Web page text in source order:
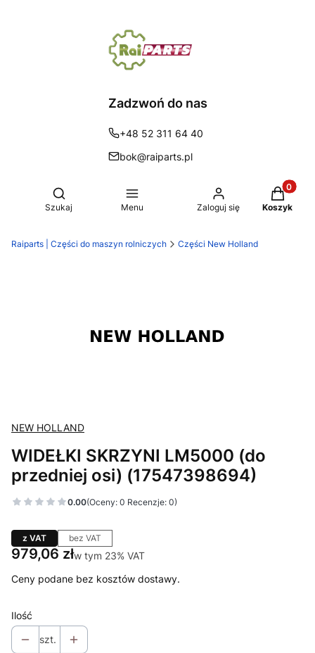
Zadzwoń do nas
+48 52 311 64 40
bok@raiparts.pl
Otwórz wyszukiwarkę
Szukaj Menu Zaloguj się Koszyk
Raiparts | Części do maszyn rolniczych Części New Holland
NEW HOLLAND
WIDEŁKI SKRZYNI LM5000 (do
przedniej osi) (17547398694)
0.00(Oceny: 0 Recenzje: 0)
z VAT bez VAT
Cena
979,06 złw tym 23% VAT
w tym 23% VAT
Ceny podane bez kosztów dostawy.
Ilość
szt.